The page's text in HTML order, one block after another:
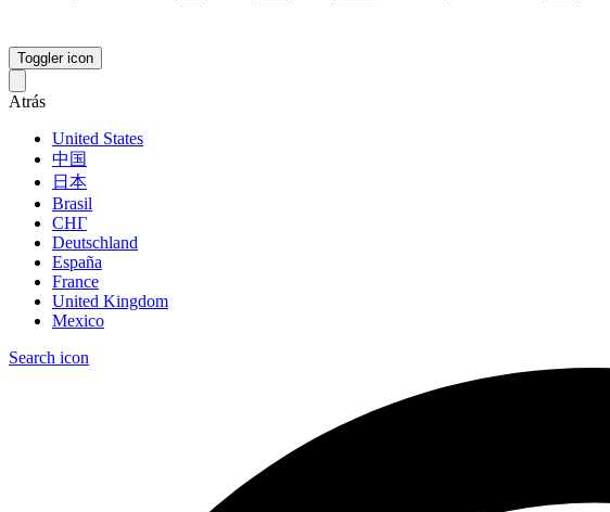
Toggler icon
Atrás
United States
中国
日本
Brasil
СНГ
Deutschland
España
France
United Kingdom
Mexico
Search icon